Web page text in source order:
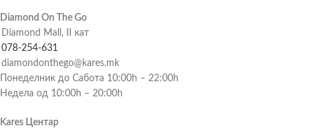
Diamond On The Go
Diamond Mall, II кат
078-254-631
diamondonthego@kares.mk
Понеделник до Сабота 10:00h – 22:00h
Недела од 10:00h – 20:00h
Kares Центар